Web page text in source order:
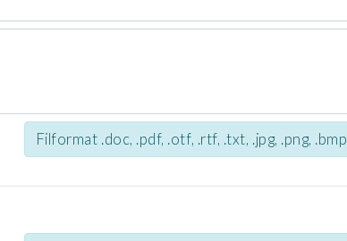
Filformat .doc, .pdf, .otf, .rtf, .txt, .jpg, .png,